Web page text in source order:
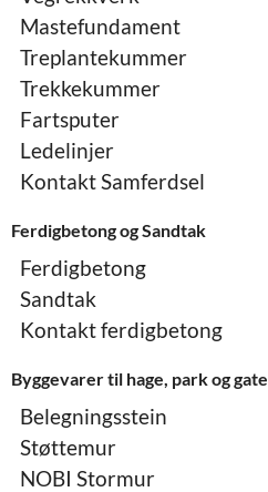
Mastefundament
Treplantekummer
Trekkekummer
Fartsputer
Ledelinjer
Kontakt Samferdsel
Ferdigbetong og Sandtak
Ferdigbetong
Sandtak
Kontakt ferdigbetong
Byggevarer til hage, park og gate
Belegningsstein
Støttemur
NOBI Stormur